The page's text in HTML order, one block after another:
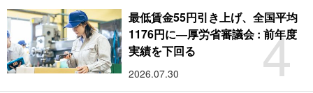
4
最低賃金55円引き上げ、全国平均
1176円に―厚労省審議会 : 前年度
実績を下回る
2026.07.30